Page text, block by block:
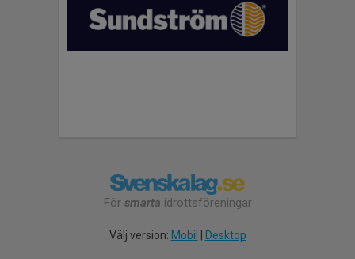
För smarta idrottsföreningar
Välj version: Mobil Desktop